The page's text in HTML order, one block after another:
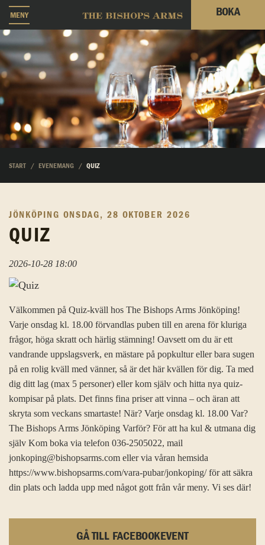
MENY BOKA
START EVENEMANG QUIZ
JÖNKÖPING ONSDAG, 28 OKTOBER 2026
QUIZ
2026-10-28 18:00
Välkommen på Quiz-kväll hos The Bishops Arms Jönköping!
Varje onsdag kl. 18.00 förvandlas puben till en arena för kluriga
frågor, höga skratt och härlig stämning! Oavsett om du är ett
vandrande uppslagsverk, en mästare på popkultur eller bara sugen
på en rolig kväll med vänner, så är det här kvällen för dig. Ta med
dig ditt lag (max 5 personer) eller kom själv och hitta nya quiz-
kompisar på plats. Det finns fina priser att vinna – och äran att
skryta som veckans smartaste! När? Varje onsdag kl. 18.00 Var?
The Bishops Arms Jönköping Varför? För att ha kul & utmana dig
själv Kom boka via telefon 036-2505022, mail
jonkoping@bishopsarms.com eller via våran hemsida
https://www.bishopsarms.com/vara-pubar/jonkoping/ för att säkra
din plats och ladda upp med något gott från vår meny. Vi ses där!
GÅ TILL FACEBOOKEVENT